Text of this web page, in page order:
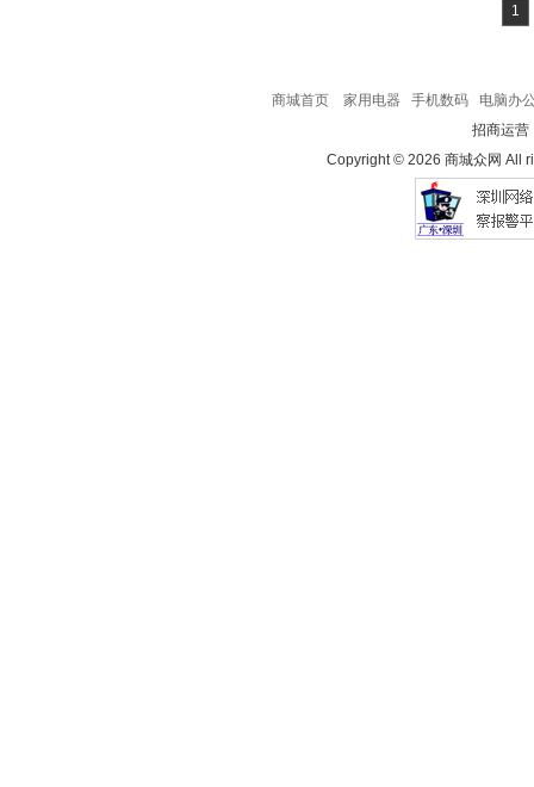
1
商城首页 家用电器 手机数码
电脑办
招商运营
Copyright © 2026 商城众网 All